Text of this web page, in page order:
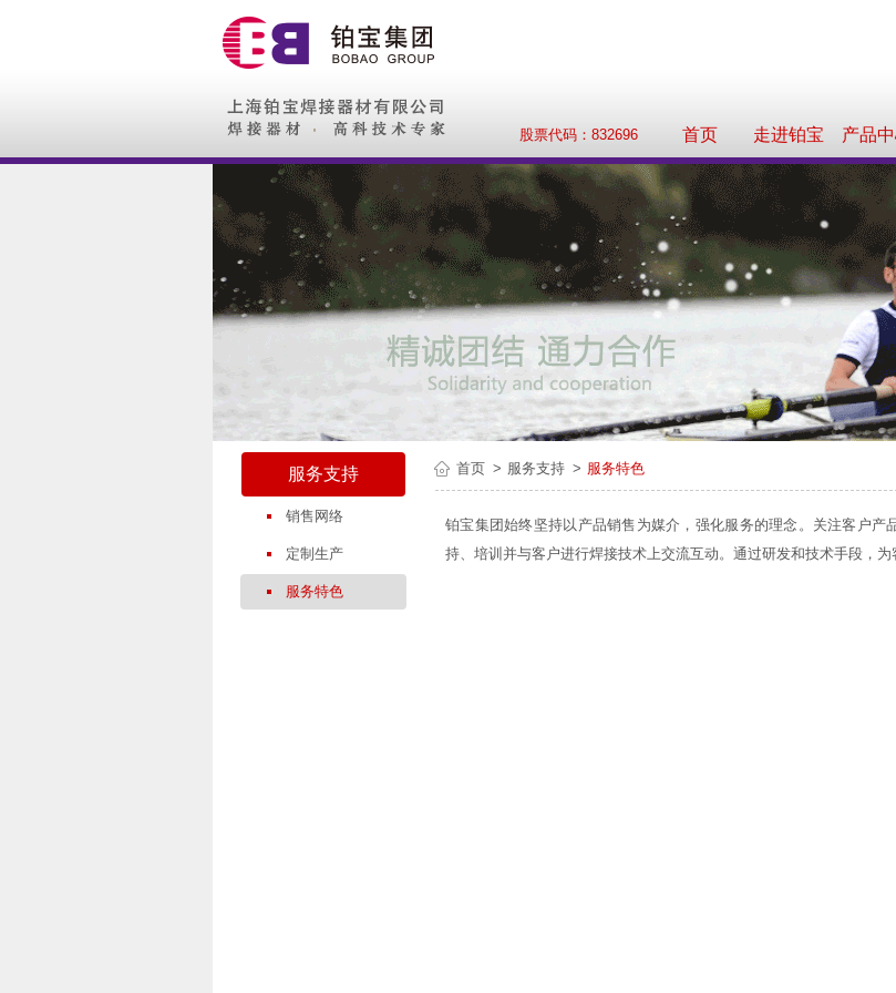
股票代码：832696 首页 走进铂宝 产品
服务支持
销售网络
定制生产
服务特色
首页 服务支持 服务特色
铂宝集团始终坚持以产品销售为媒介，强化服务的理念。关注客户
持、培训并与客户进行焊接技术上交流互动。通过研发和技术手段，为